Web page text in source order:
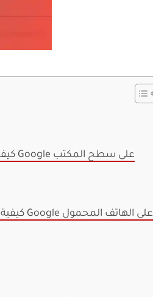
كيفية عمل مستند بلا صفحات غير مجزأ على محرر مستندات Google على سطح المكتب
كيفية عمل مستند بلا صفحات بدون أجزاء على محرر مستندات Google على الهاتف المحمول